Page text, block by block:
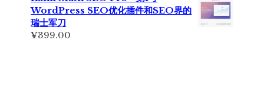
¥7,999.00。
格
为：
WordPress SEO优化插件和SEO界的
瑞士军刀
¥399.00